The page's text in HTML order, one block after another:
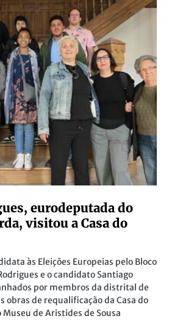
eurodeputada do
visitou a Casa do
às Eleições Europeias pelo Bloco
e o candidato Santiago
por membros da distrital de
obras de requalificação da Casa do
de Aristides de Sousa